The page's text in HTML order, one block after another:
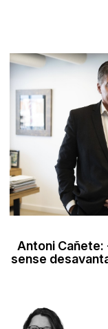
Antoni
sense